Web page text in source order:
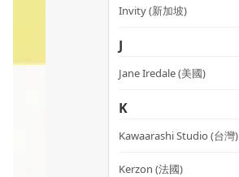
Invity (新加坡)
J
Jane Iredale (美國)
K
Kawaarashi Studio (台灣)
Kerzon (法國)